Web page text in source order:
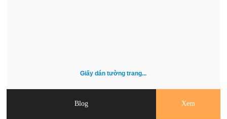
Giấy dán tường trang...
Blog Xem